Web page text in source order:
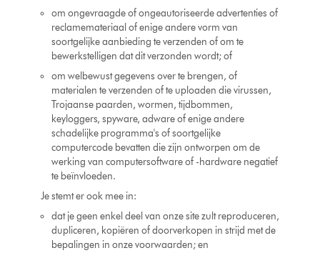
om ongevraagde of ongeautoriseerde advertenties of
reclamemateriaal of enige andere vorm van
soortgelijke aanbieding te verzenden of om te
bewerkstelligen dat dit verzonden wordt; of
om welbewust gegevens over te brengen, of
materialen te verzenden of te uploaden die virussen,
Trojaanse paarden, wormen, tijdbommen,
keyloggers, spyware, adware of enige andere
schadelijke programma's of soortgelijke
computercode bevatten die zijn ontworpen om de
werking van computersoftware of -hardware negatief
te beïnvloeden.
Je stemt er ook mee in:
dat je geen enkel deel van onze site zult reproduceren,
dupliceren, kopiëren of doorverkopen in strijd met de
bepalingen in onze voorwaarden; en